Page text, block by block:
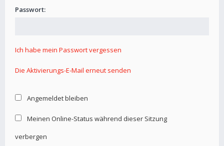
Passwort:
Ich habe mein Passwort vergessen
Die Aktivierungs-E-Mail erneut senden
Angemeldet bleiben
Meinen Online-Status während dieser Sitzung
verbergen